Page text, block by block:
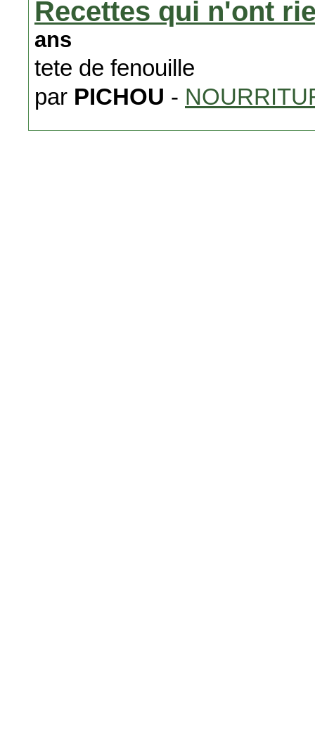
Recettes qui n'ont
ans
tete de fenouille
par PICHOU -